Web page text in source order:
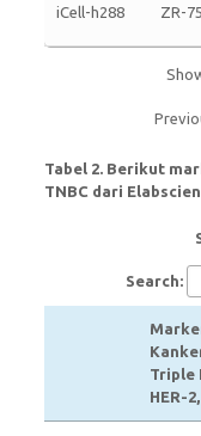
iCell-h288 ZR-
Tabel 2. Berikut
TNBC dari
Search:
Triple
HER-